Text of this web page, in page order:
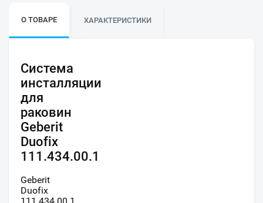
О ТОВАРЕ ХАРАКТЕРИСТИКИ
Система
инсталляции
для
раковин
Geberit
Duofix
111.434.00.1
Geberit
Duofix
111.434.00.1